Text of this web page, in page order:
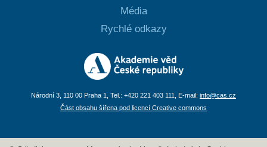
Média
Rychlé odkazy
Národní 3, 110 00 Praha 1, Tel.: +420 221 403 111, E-mail: info@cas.cz
Část obsahu šířena pod licencí Creative commons